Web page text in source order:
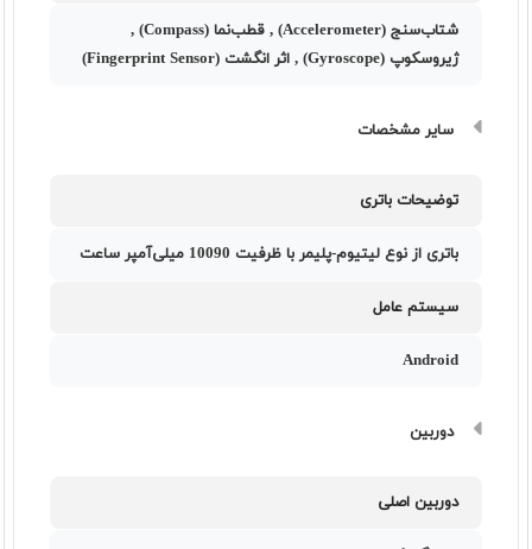
شتاب‌سنج (Accelerometer) , قطب‌نما (Compass) ,
ژیروسکوپ (Gyroscope) , اثر انگشت (Fingerprint Sensor)
سایر مشخصات
توضیحات باتری
باتری از نوع لیتیوم-پلیمر با ظرفیت 10090 میلی‌آمپر ساعت
سیستم عامل
Android
دوربین
دوربین اصلی